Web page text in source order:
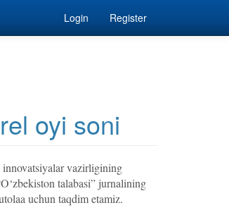
Login Register
oyi soni
vazirligining
talabasi” jurnalining
uchun taqdim etamiz.